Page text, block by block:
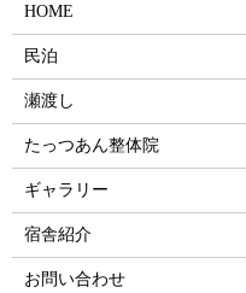
HOME
民泊
瀬渡し
たっつあん整体院
ギャラリー
宿舎紹介
お問い合わせ